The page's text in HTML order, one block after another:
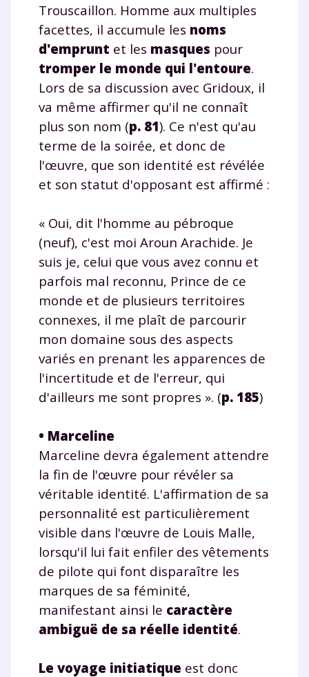
Trouscaillon. Homme aux multiples
facettes, il accumule les noms
d'emprunt et les masques pour
tromper le monde qui l'entoure.
Lors de sa discussion avec Gridoux, il
va même affirmer qu'il ne connaît
plus son nom (p. 81). Ce n'est qu'au
terme de la soirée, et donc de
l'œuvre, que son identité est révélée
et son statut d'opposant est affirmé :
« Oui, dit l'homme au pébroque
(neuf), c'est moi Aroun Arachide. Je
suis je, celui que vous avez connu et
parfois mal reconnu, Prince de ce
monde et de plusieurs territoires
connexes, il me plaît de parcourir
mon domaine sous des aspects
variés en prenant les apparences de
l'incertitude et de l'erreur, qui
d'ailleurs me sont propres ». (p. 185)
• Marceline
Marceline devra également attendre
la fin de l'œuvre pour révéler sa
véritable identité. L'affirmation de sa
personnalité est particulièrement
visible dans l'œuvre de Louis Malle,
lorsqu'il lui fait enfiler des vêtements
de pilote qui font disparaître les
marques de sa féminité,
manifestant ainsi le caractère
ambiguë de sa réelle identité.
Le voyage initiatique est donc